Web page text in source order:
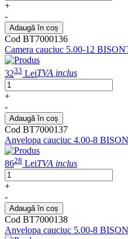
+
-
Adaugă în coș
Cod BT7000136
Camera cauciuc 5.00-12
3233 LeiTVA inclus
+
-
Adaugă în coș
Cod BT7000137
Anvelopa cauciuc 4.00-8
8628 LeiTVA inclus
+
-
Adaugă în coș
Cod BT7000138
Anvelopa cauciuc 5.00-8